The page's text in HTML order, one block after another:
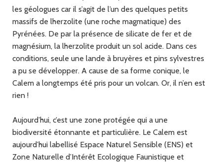
les géologues car il s’agit de l’un des quelques petits
massifs de lherzolite (une roche magmatique) des
Pyrénées. De par la présence de silicate de fer et de
magnésium, la lherzolite produit un sol acide. Dans ces
conditions, seule une lande à bruyères et pins sylvestres
a pu se développer. A cause de sa forme conique, le
Calem a longtemps été pris pour un volcan. Or, il n’en est
rien !
Aujourd’hui, c’est une zone protégée qui a une
biodiversité étonnante et particulière. Le Calem est
aujourd’hui labellisé Espace Naturel Sensible (ENS) et
Zone Naturelle d’Intérêt Ecologique Faunistique et